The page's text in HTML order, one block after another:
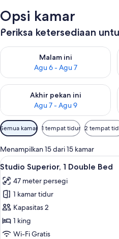
Opsi kamar
Periksa ketersediaan
Malam ini
Agu 6 - Agu 7
Periksa ketersediaan untuk
Akhir pekan ini
Agu 7 - Agu 9
Periksa ketersediaan untuk akhir
Filter
tersedia
untuk
kamar
Semua kamar 1 tempat tidur 2 tempat
Menampilkan 15 dari 15 kamar
Lihat
semua
foto
untuk
Studio
Superior,
1
3
Studio Superior, 1 Double Bed
47 meter persegi
1 kamar tidur
Kapasitas 2
1 king
Wi-Fi Gratis